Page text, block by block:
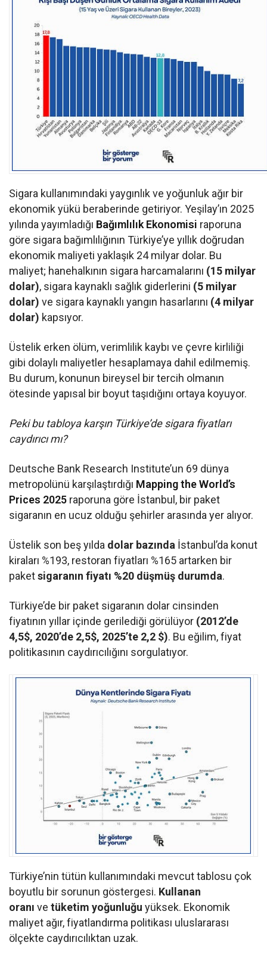
Sigara kullanımındaki yaygınlık ve yoğunluk ağır bir
ekonomik yükü beraberinde getiriyor. Yeşilay’ın 2025
yılında yayımladığı Bağımlılık Ekonomisi raporuna
göre sigara bağımlılığının Türkiye’ye yıllık doğrudan
ekonomik maliyeti yaklaşık 24 milyar dolar. Bu
maliyet; hanehalkının sigara harcamalarını (15 milyar
dolar), sigara kaynaklı sağlık giderlerini (5 milyar
dolar) ve sigara kaynaklı yangın hasarlarını (4 milyar
dolar) kapsıyor.
Üstelik erken ölüm, verimlilik kaybı ve çevre kirliliği
gibi dolaylı maliyetler hesaplamaya dahil edilmemiş.
Bu durum, konunun bireysel bir tercih olmanın
ötesinde yapısal bir boyut taşıdığını ortaya koyuyor.
Peki bu tabloya karşın Türkiye’de sigara fiyatları
caydırıcı mı?
Deutsche Bank Research Institute’un 69 dünya
metropolünü karşılaştırdığı Mapping the World’s
Prices 2025 raporuna göre İstanbul, bir paket
sigaranın en ucuz olduğu şehirler arasında yer alıyor.
Üstelik son beş yılda dolar bazında İstanbul’da konut
kiraları %193, restoran fiyatları %165 artarken bir
paketsigaranın fiyatı %20 düşmüş durumda.
Türkiye’de bir paket sigaranın dolar cinsinden
fiyatının yıllar içinde gerilediği görülüyor (2012’de
4,5$, 2020’de 2,5$, 2025’te 2,2 $). Bu eğilim, fiyat
politikasının caydırıcılığını sorgulatıyor.
Türkiye’nin tütün kullanımındaki mevcut tablosu çok
boyutlu bir sorunun göstergesi. Kullanan
oranıvetüketim yoğunluğu yüksek. Ekonomik
maliyet ağır, fiyatlandırma politikası uluslararası
ölçekte caydırıcılıktan uzak.